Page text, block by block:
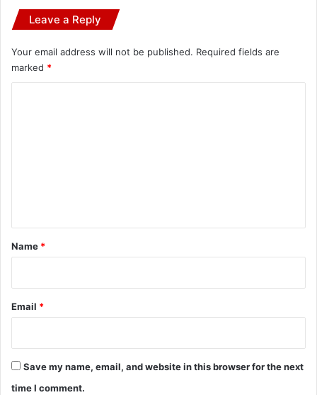
Leave a Reply
Your email address will not be published. Required fields are
marked *
*
Name *
Email *
Save my name, email, and website in this browser for the next
time I comment.